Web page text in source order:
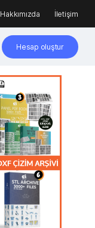
Hakkımızda İletişim
Hesap oluştur